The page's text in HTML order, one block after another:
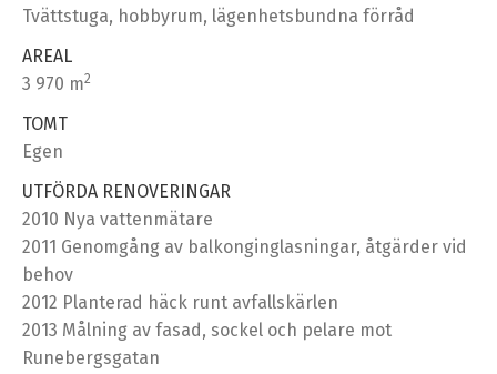
Tvättstuga, hobbyrum, lägenhetsbundna förråd
AREAL
3 970 m2
TOMT
Egen
UTFÖRDA RENOVERINGAR
2010 Nya vattenmätare
2011 Genomgång av balkonginglasningar, åtgärder vid
behov
2012 Planterad häck runt avfallskärlen
2013 Målning av fasad, sockel och pelare mot
Runebergsgatan